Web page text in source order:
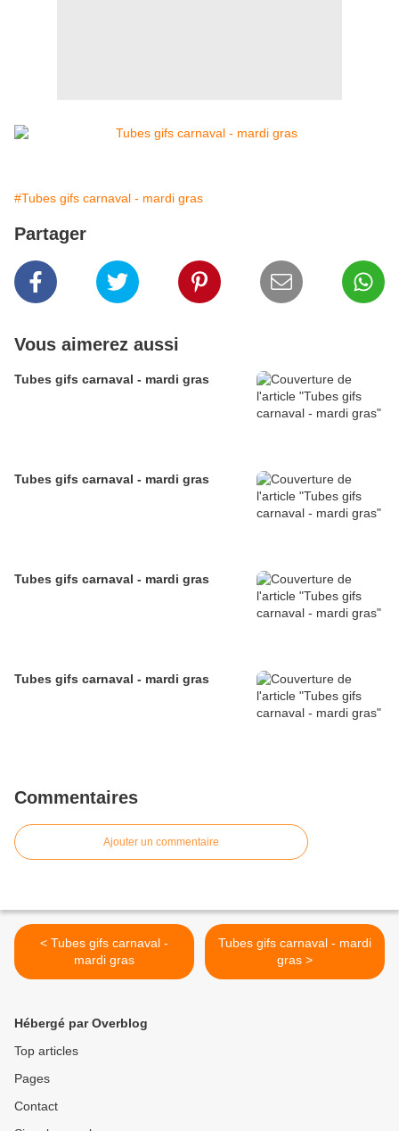
#Tubes gifs carnaval - mardi gras
Partager
Vous aimerez aussi
Tubes gifs carnaval - mardi gras
Tubes gifs carnaval - mardi gras
Tubes gifs carnaval - mardi gras
Tubes gifs carnaval - mardi gras
Commentaires
Ajouter un commentaire
< Tubes gifs carnaval -
mardi gras
Tubes gifs carnaval - mardi
gras >
Hébergé par Overblog
Top articles
Pages
Contact